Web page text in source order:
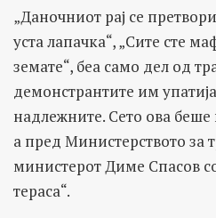
„Даночниот рај се
уста лапачка“, „Сите сте
земате“, беа само дел од
демонстрантите им
надлежните. Сето ова
а пред Министерството за
министерот Диме Спасов
тераса“.